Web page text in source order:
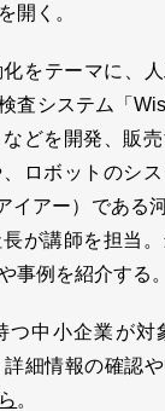
開く。
をテーマに、
査システム「
どを開発、販
ロボットのシ
イアー）である
が講師を担当
事例を紹介する。
中小企業が対
細情報の確認
。